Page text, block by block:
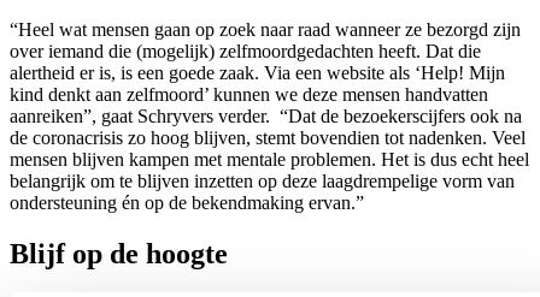
“Heel wat mensen gaan op zoek naar raad wanneer ze bezorgd zijn
over iemand die (mogelijk) zelfmoordgedachten heeft. Dat die
alertheid er is, is een goede zaak. Via een website als ‘Help! Mijn
kind denkt aan zelfmoord’ kunnen we deze mensen handvatten
aanreiken”, gaat Schryvers verder. “Dat de bezoekerscijfers ook na
de coronacrisis zo hoog blijven, stemt bovendien tot nadenken. Veel
mensen blijven kampen met mentale problemen. Het is dus echt heel
belangrijk om te blijven inzetten op deze laagdrempelige vorm van
ondersteuning én op de bekendmaking ervan.”
Blijf op de hoogte